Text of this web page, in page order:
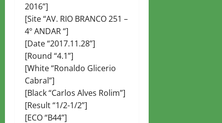
2016”]
[Site “AV. RIO BRANCO 251 –
4º ANDAR “]
[Date “2017.11.28”]
[Round “4.1”]
[White “Ronaldo Glicerio
Cabral”]
[Black “Carlos Alves Rolim”]
[Result “1/2-1/2”]
[ECO “B44”]